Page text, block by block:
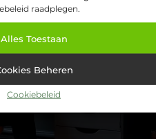
raadplegen.
Alles Toestaan
Beheren
Cookiebeleid
VOLGENDE